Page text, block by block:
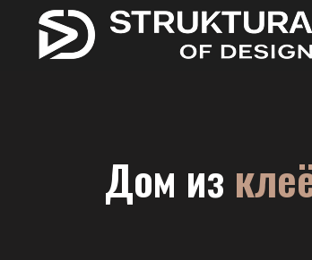
Дом из